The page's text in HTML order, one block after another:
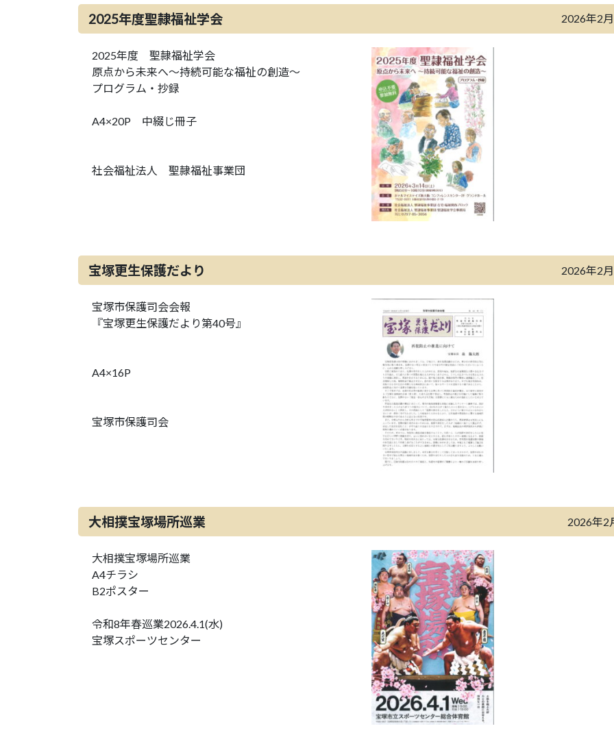
2025年度聖隷福祉学会 2026年2
2025年度 聖隷福祉学会
原点から未来へ～持続可能な福祉の創造～
プログラム・抄録
A4×20P 中綴じ冊子
社会福祉法人 聖隷福祉事業団
宝塚更生保護だより 2026年2
宝塚市保護司会会報
『宝塚更生保護だより第40号』
A4×16P
宝塚市保護司会
大相撲宝塚場所巡業 2026年2
大相撲宝塚場所巡業
A4チラシ
B2ポスター
令和8年春巡業2026.4.1(水)
宝塚スポーツセンター